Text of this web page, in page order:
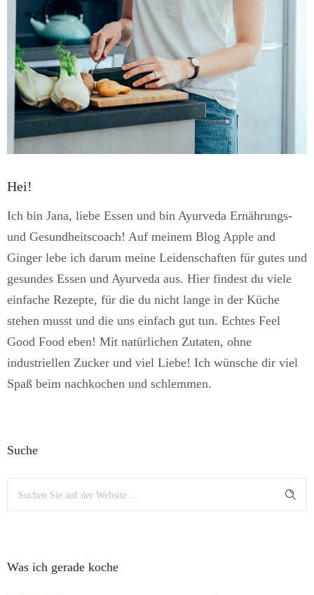
Hei!
Ich bin Jana, liebe Essen und bin Ayurveda Ernährungs-
und Gesundheitscoach! Auf meinem Blog Apple and
Ginger lebe ich darum meine Leidenschaften für gutes und
gesundes Essen und Ayurveda aus. Hier findest du viele
einfache Rezepte, für die du nicht lange in der Küche
stehen musst und die uns einfach gut tun. Echtes Feel
Good Food eben! Mit natürlichen Zutaten, ohne
industriellen Zucker und viel Liebe! Ich wünsche dir viel
Spaß beim nachkochen und schlemmen.
Suche
Was ich gerade koche